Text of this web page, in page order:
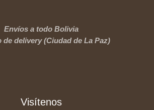
Envíos a todo Bolivia
de delivery (Ciudad de La Paz)
Visítenos